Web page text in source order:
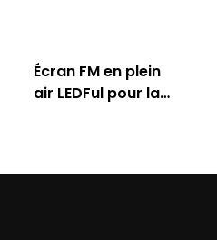
Écran FM en plein
air LEDFul pour la